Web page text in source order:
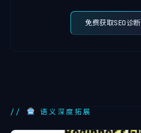
免费获取SEO诊断
// 语义深度拓展